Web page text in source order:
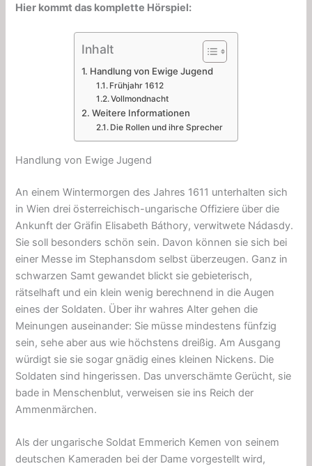
Hier kommt das komplette Hörspiel:
Inhalt
Handlung von Ewige Jugend
Frühjahr 1612
Vollmondnacht
Weitere Informationen
Die Rollen und ihre Sprecher
Handlung von Ewige Jugend
An einem Wintermorgen des Jahres 1611 unterhalten sich
in Wien drei österreichisch-ungarische Offiziere über die
Ankunft der Gräfin Elisabeth Báthory, verwitwete Nádasdy.
Sie soll besonders schön sein. Davon können sie sich bei
einer Messe im Stephansdom selbst überzeugen. Ganz in
schwarzen Samt gewandet blickt sie gebieterisch,
rätselhaft und ein klein wenig berechnend in die Augen
eines der Soldaten. Über ihr wahres Alter gehen die
Meinungen auseinander: Sie müsse mindestens fünfzig
sein, sehe aber aus wie höchstens dreißig. Am Ausgang
würdigt sie sie sogar gnädig eines kleinen Nickens. Die
Soldaten sind hingerissen. Das unverschämte Gerücht, sie
bade in Menschenblut, verweisen sie ins Reich der
Ammenmärchen.
Als der ungarische Soldat Emmerich Kemen von seinem
deutschen Kameraden bei der Dame vorgestellt wird,